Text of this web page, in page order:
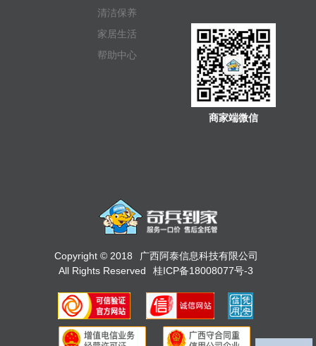
清洁保养
家居生活
帮助中心
商家端微信
Copyright © 2018
广西阿泰信息科技有限公司
All Rights Reserved
桂ICP备18008077号-3